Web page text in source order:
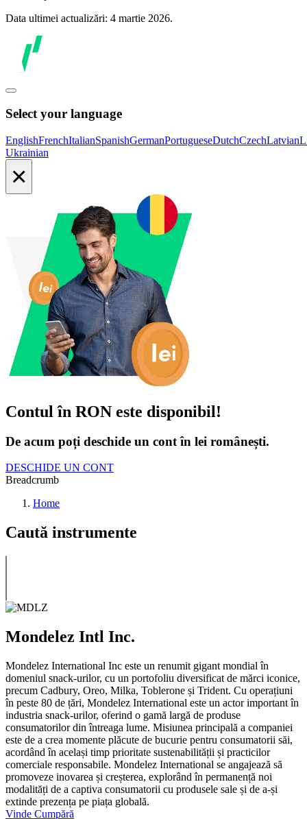
Data ultimei actualizări: 4 martie 2026.
Select your language
EnglishFrenchItalianSpanishGermanPortugueseDutchCzechLatvian
Ukrainian
×
Contul în RON este disponibil!
De acum poți deschide un cont în lei românești.
DESCHIDE UN CONT
Breadcrumb
Home
Caută instrumente
Mondelez Intl Inc.
Mondelez International Inc este un renumit gigant mondial în
domeniul snack-urilor, cu un portofoliu diversificat de mărci iconice,
precum Cadbury, Oreo, Milka, Toblerone și Trident. Cu operațiuni
în peste 80 de țări, Mondelez International este un actor important în
industria snack-urilor, oferind o gamă largă de produse
consumatorilor din întreaga lume. Misiunea principală a companiei
este de a crea momente plăcute de bucurie pentru consumatorii săi,
acordând în același timp prioritate sustenabilității și practicilor
comerciale responsabile. Mondelez International se angajează să
promoveze inovarea și creșterea, explorând în permanență noi
modalități de a captiva consumatorii cu produsele sale și de a-și
extinde prezența pe piața globală.
Vinde Cumpără